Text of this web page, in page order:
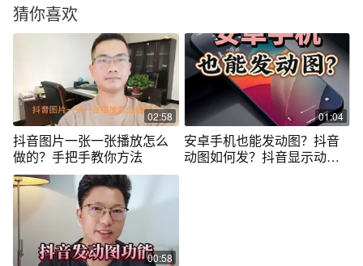
猜你喜欢
02:58
抖音图片一张一张播放怎么
做的？手把手教你方法
01:04
安卓手机也能发动图？抖音
动图如何发？抖音显示动图
00:58